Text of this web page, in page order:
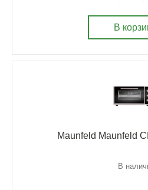
В
Maunfeld Maunfeld
В